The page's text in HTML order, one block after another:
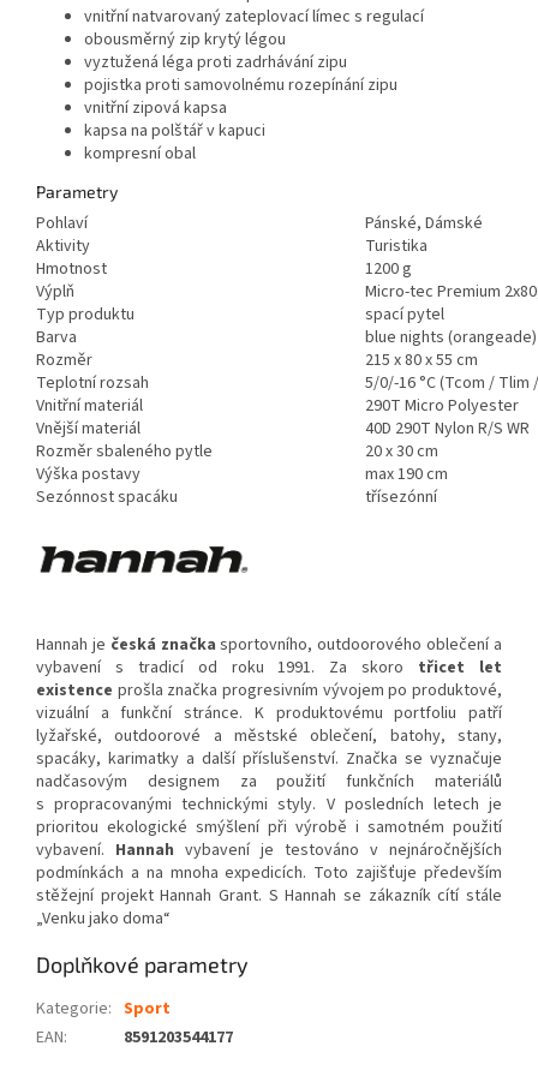
vnitřní natvarovaný zateplovací límec s regulací
obousměrný zip krytý légou
vyztužená léga proti zadrhávání zipu
pojistka proti samovolnému rozepínání zipu
vnitřní zipová kapsa
kapsa na polštář v kapuci
kompresní obal
Parametry
Pohlaví
Pánské, Dámské
Aktivity
Turistika
Hmotnost
1200 g
Výplň
Micro-tec Premium
Typ produktu
spací pytel
Barva
blue nights (orangeade)
Rozměr
215 x 80 x 55 cm
Teplotní rozsah
5/0/-16 °C (Tcom / Tlim
Vnitřní materiál
290T Micro Polyester
Vnější materiál
40D 290T Nylon R/S WR
Rozměr sbaleného pytle
20 x 30 cm
Výška postavy
max 190 cm
Sezónnost spacáku
třísezónní
Hannah je česká značka sportovního, outdoorového oblečení a
vybavení s tradicí od roku 1991. Za skoro třicet let
existence prošla značka progresivním vývojem po produktové,
vizuální a funkční stránce. K produktovému portfoliu patří
lyžařské, outdoorové a městské oblečení, batohy, stany,
spacáky, karimatky a další příslušenství. Značka se vyznačuje
nadčasovým designem za použití funkčních materiálů
s propracovanými technickými styly. V posledních letech je
prioritou ekologické smýšlení při výrobě i samotném použití
vybavení. Hannah vybavení je testováno v nejnáročnějších
podmínkách a na mnoha expedicích. Toto zajišťuje především
stěžejní projekt Hannah Grant. S Hannah se zákazník cítí stále
„Venku jako doma“
Doplňkové parametry
Kategorie: Sport
EAN: 8591203544177